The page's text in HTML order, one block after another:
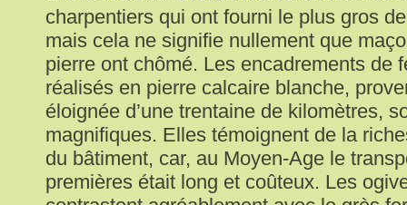
charpentiers qui ont fourni le plus gros
mais cela ne signifie nullement que
pierre ont chômé. Les encadrements de
réalisés en pierre calcaire blanche,
éloignée d’une trentaine de kilomètres,
magnifiques. Elles témoignent de la
du bâtiment, car, au Moyen-Age le
premières était long et coûteux. Les